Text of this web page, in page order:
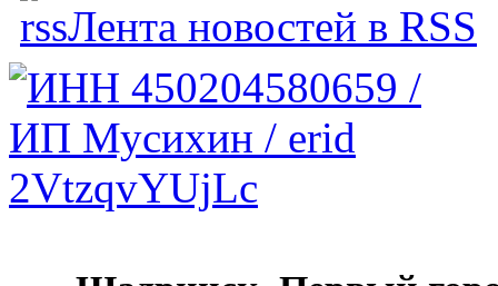
Лента новостей в RSS